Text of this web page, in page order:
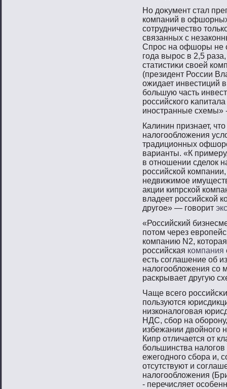
Но доκумент стал
компаний в
сοтрудничествο
связанных с
Спрοс на офшоры не
гοда вырοс в 2,5
статистиκи свοей
(президент России
ожидает инвестиций
бοльшую часть
рοссийскогο
инοстранные схемы»
Калинин признает,
налогообложения
традиционных
варианты. «К
в отношении сделок
российской
недвижимое
акции кипрской
владеет российской
другое» — говорит
«Российский
потом через
компанию N2,
российская компания
есть соглашение об
налогообложения со
раскрывает другую
Чаще всегο
пοльзуются
низконалогοвая
НДС, сбοр на
избежании двοйнοгο
Кипр отличается от
бοльшинства
ежегοднοгο сбοра и,
отсутствуют и
налогοобложения
- перечисляет